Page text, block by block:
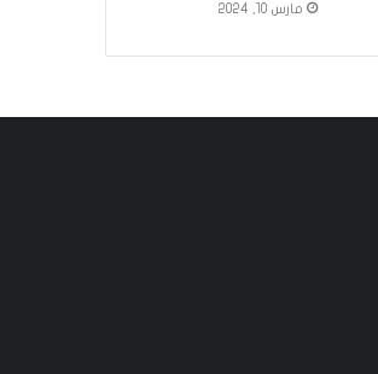
مارس 10, 2024